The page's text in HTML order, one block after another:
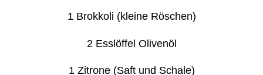
1 Brokkoli (kleine Röschen)
2 Esslöffel Olivenöl
1 Zitrone (Saft und Schale)